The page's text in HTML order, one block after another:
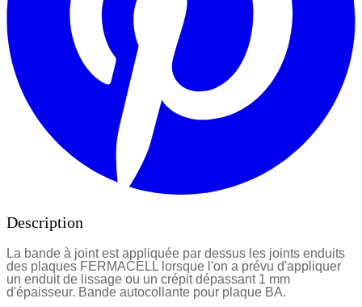
Description
La bande à joint est appliquée par dessus les joints enduits
des plaques FERMACELL lorsque l'on a prévu d'appliquer
un enduit de lissage ou un crépit dépassant 1 mm
d'épaisseur. Bande autocollante pour plaque BA.